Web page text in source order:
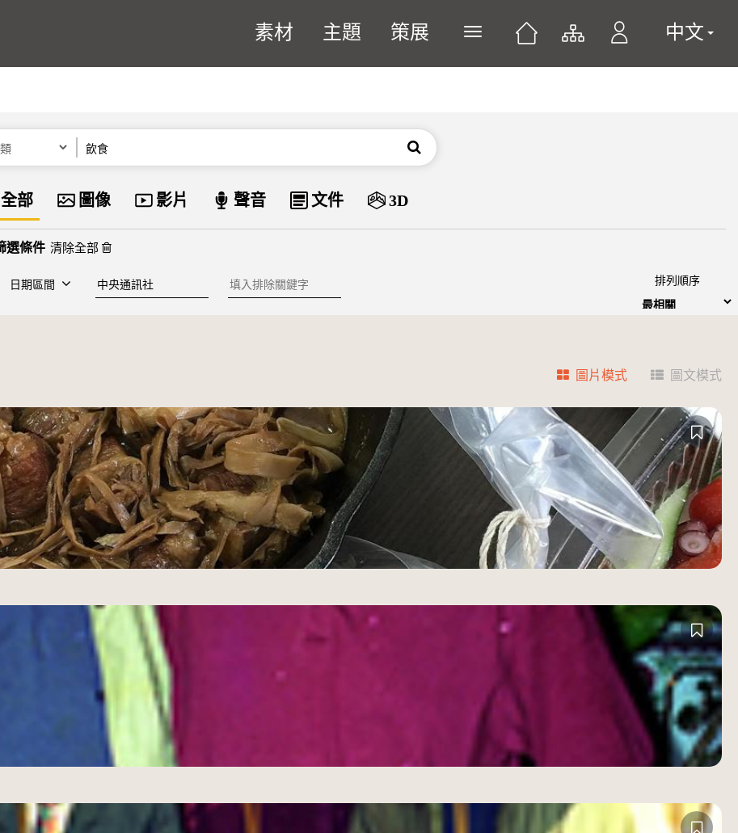
素材 主題 策展 展開或關閉主選單 中文
搜尋
資料類型
全部 圖像 影片 聲音 文件 3D
清除全部
日期區間 建檔單位 排除關鍵字 排列順序
圖片模式 圖文模式